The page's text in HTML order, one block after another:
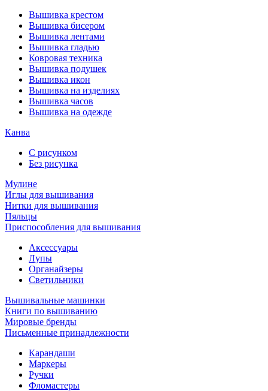
Вышивка крестом
Вышивка бисером
Вышивка лентами
Вышивка гладью
Ковровая техника
Вышивка подушек
Вышивка икон
Вышивка на изделиях
Вышивка часов
Вышивка на одежде
Канва
С рисунком
Без рисунка
Мулине
Иглы для вышивания
Нитки для вышивания
Пяльцы
Приспособления для вышивания
Аксессуары
Лупы
Органайзеры
Светильники
Вышивальные машинки
Книги по вышиванию
Мировые бренды
Письменные принадлежности
Карандаши
Маркеры
Ручки
Фломастеры